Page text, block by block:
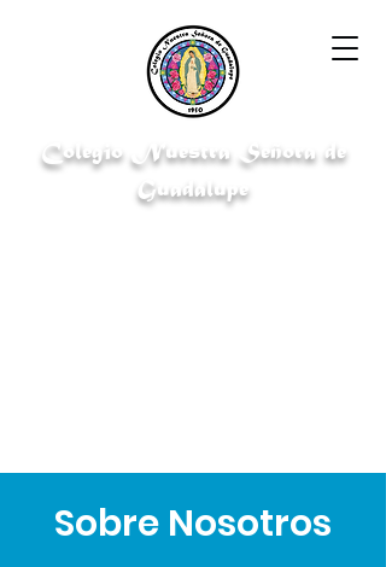
Colegio Nuestra Señora de
Guadalupe
Sobre Nosotros